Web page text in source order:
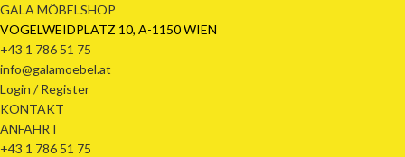
GALA MÖBELSHOP
VOGELWEIDPLATZ 10, A-1150 WIEN
+43 1 786 51 75
info@galamoebel.at
Login / Register
KONTAKT
ANFAHRT
+43 1 786 51 75